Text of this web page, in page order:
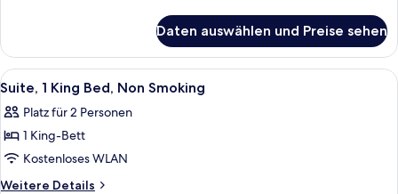
anzeigen
Mehrere
Betten,
barrierefrei,
Nichtraucher
(Mobility)
Daten auswählen und Preise sehen
Alle
Fotos
für
Suite,
1
King
Ein Hotelzimmer mit einem großen
8
Suite, 1 King Bed, Non Smoking
Platz für 2 Personen
1 King-Bett
Kostenloses WLAN
Weitere Details
Weitere